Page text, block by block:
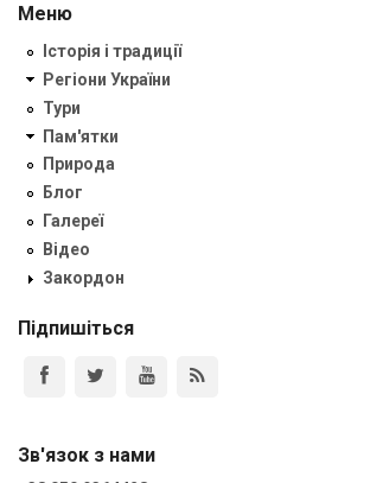
Меню
Історія і традиції
Регіони України
Тури
Пам'ятки
Природа
Блог
Галереї
Відео
Закордон
Підпишіться
Зв'язок з нами